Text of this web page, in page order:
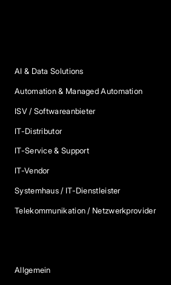
AI & Data Solutions
Automation & Managed Automation
ISV / Softwareanbieter
IT-Distributor
IT-Service & Support
IT-Vendor
Systemhaus / IT-Dienstleister
Telekommunikation / Netzwerkprovider
Allgemein